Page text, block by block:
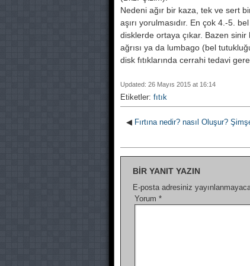
Nedeni ağır bir kaza, tek ve sert
aşırı yorulmasıdır. En çok 4.-5.
disklerde ortaya çıkar. Bazen
ağrısı ya da lumbago (bel
disk fıtıklarında cerrahi tedavi
Updated: 26 Mayıs 2015 at 16:14
Etiketler: fıtık
◀ Fırtına nedir? nasıl Oluşur?
BIR YANIT YAZIN
E-posta adresiniz
Yorum *